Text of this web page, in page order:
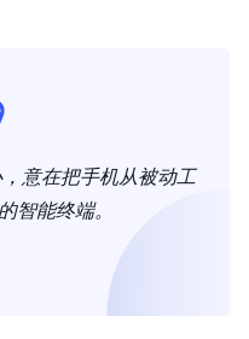
意在把手机从被动工
智能终端。